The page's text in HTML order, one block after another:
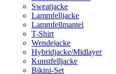
Sweatjacke
Lammfelljacke
Lammfellmantel
T-Shirt
Wendejacke
Hybridjacke/Midlayer
Kunstfelljacke
Bikini-Set